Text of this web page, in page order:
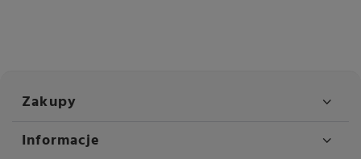
Zakupy
Informacje